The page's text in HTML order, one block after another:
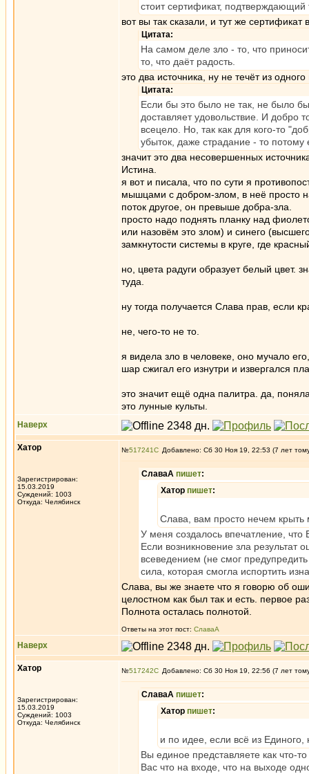
стоит сертификат, подтверждающий
вот вы так сказали, и тут же
Цитата:
На самом деле зло - то, что
то, что даёт радость.
это два источника, ну не течёт из
Цитата:
Если бы это было не так, не было
доставляет удовольствие. И
всецело. Но, так как для кого-то
убыток, даже страдание - то потому
значит это два несовершенных
Истина.
я вот и писала, что по сути я
мышцами с добром-злом, в неё просто
поток другое, он превыше добра-зла.
просто надо поднять планку над
или назовём это злом) и синего
замкнутости системы в круге, где
но, цвета радуги образует белый цвет.
туда.
ну тогда получается Слава прав, если
не, чего-то не то.
я видела зло в человеке, оно мучало
шар сжигал его изнутри и извергался
это значит ещё одна палитра. да,
это лунные культы.
Наверх
Хатор
Зарегистрирован:
15.03.2019
Суждений: 1003
Откуда: Челябинск
№517241 Добавлено: Сб 30 Ноя 19, 22:53 (7 лет
СлаваА пишет:
Хатор пишет:
Слава, вам просто нечем крыть
У меня создалось впечатление,
Если возникновение зла результат
всеведением (не смог
сила, которая смогла испортить
Слава, вы же знаете что я говорю об
целостном как был так и есть. первое
Полнота осталась полнотой.
Ответы на этот пост: СлаваА
Наверх
Хатор
Зарегистрирован:
15.03.2019
Суждений: 1003
Откуда: Челябинск
№517242 Добавлено: Сб 30 Ноя 19, 22:56 (7 лет
СлаваА пишет:
Хатор пишет:
и по идее, если всё из
Вы единое представляете как что-
Вас что на входе, что на выходе